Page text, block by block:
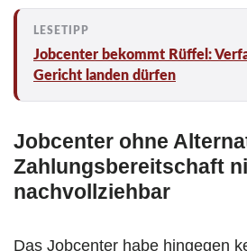
Jobcenter bekommt Rüffel:
Gericht landen dürfen
Jobcenter ohne
Zahlungsbereitschaft
nachvollziehbar
Das Jobcenter habe hingegen